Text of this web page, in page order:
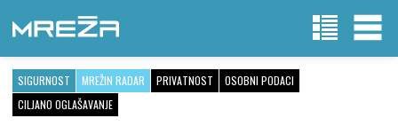
SIGURNOST MREŽIN RADAR PRIVATNOST
OSOBNI PODACI
CILJANO OGLAŠAVANJE